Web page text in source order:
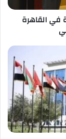
في القاهرة